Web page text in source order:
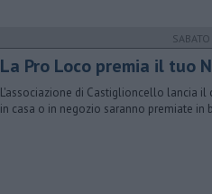
SABATO
La Pro Loco premia il tuo
L'associazione di Castiglioncello lancia
in casa o in negozio saranno premiate in